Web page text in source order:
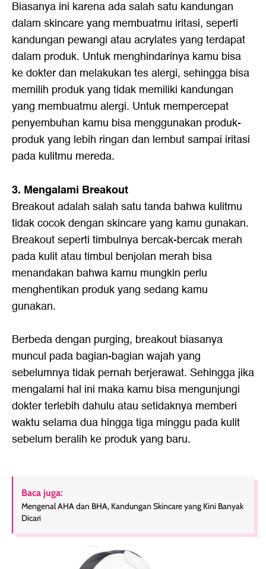
Biasanya ini karena ada salah satu kandungan
dalam skincare yang membuatmu iritasi, seperti
kandungan pewangi atau acrylates yang terdapat
dalam produk. Untuk menghindarinya kamu bisa
ke dokter dan melakukan tes alergi, sehingga bisa
memilih produk yang tidak memiliki kandungan
yang membuatmu alergi. Untuk mempercepat
penyembuhan kamu bisa menggunakan produk-
produk yang lebih ringan dan lembut sampai iritasi
pada kulitmu mereda.
3. Mengalami Breakout
Breakout adalah salah satu tanda bahwa kulitmu
tidak cocok dengan skincare yang kamu gunakan.
Breakout seperti timbulnya bercak-bercak merah
pada kulit atau timbul benjolan merah bisa
menandakan bahwa kamu mungkin perlu
menghentikan produk yang sedang kamu
gunakan.
Berbeda dengan purging, breakout biasanya
muncul pada bagian-bagian wajah yang
sebelumnya tidak pernah berjerawat. Sehingga jika
mengalami hal ini maka kamu bisa mengunjungi
dokter terlebih dahulu atau setidaknya memberi
waktu selama dua hingga tiga minggu pada kulit
sebelum beralih ke produk yang baru.
Baca juga:
Mengenal AHA dan BHA, Kandungan Skincare yang Kini Banyak
Dicari